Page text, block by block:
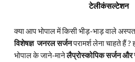
टेलीकंसल्टेशन
क्या आप भोपाल में किसी भीड़-भाड़ वाले
विशेषज्ञ जनरल सर्जनपरामर्श लेना चाहते हैं ?
भोपाल के जाने-मानेलैप्रोस्कोपिक सर्जन